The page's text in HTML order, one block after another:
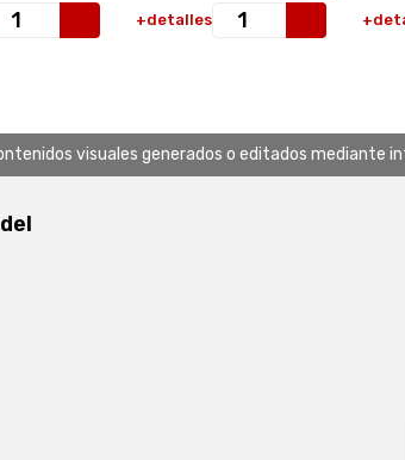
+detalles
visuales generados o editados mediante